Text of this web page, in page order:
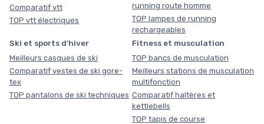
Comparatif vtt
TOP vtt électriques
running route homme
TOP lampes de running
rechargeables
Ski et sports d'hiver
Meilleurs casques de ski
Comparatif vestes de ski gore-
tex
TOP pantalons de ski techniques
Fitness et musculation
TOP bancs de musculation
Meilleurs stations de musculation
multifonction
Comparatif haltères et
kettlebells
TOP tapis de course